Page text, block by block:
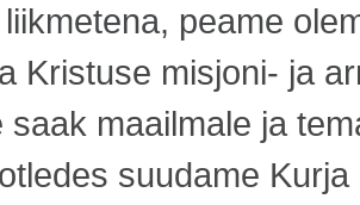
peame
Kristuse misjoni- ja
saak maailmale ja
suudame